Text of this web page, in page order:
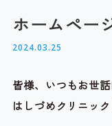
ホームペー
2024.03.25
皆様、いつもお世
はしづめクリニッ